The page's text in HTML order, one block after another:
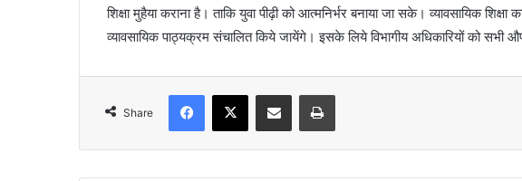
शिक्षा मुहैया कराना है। ताकि युवा पीढ़ी को आत्मनिर्भर बनाया जा सके। व्यावसायिक
व्यावसायिक पाठ्यक्रम संचालित किये जायेंगे। इसके लिये विभागीय अधिकारियों को सभी
Share